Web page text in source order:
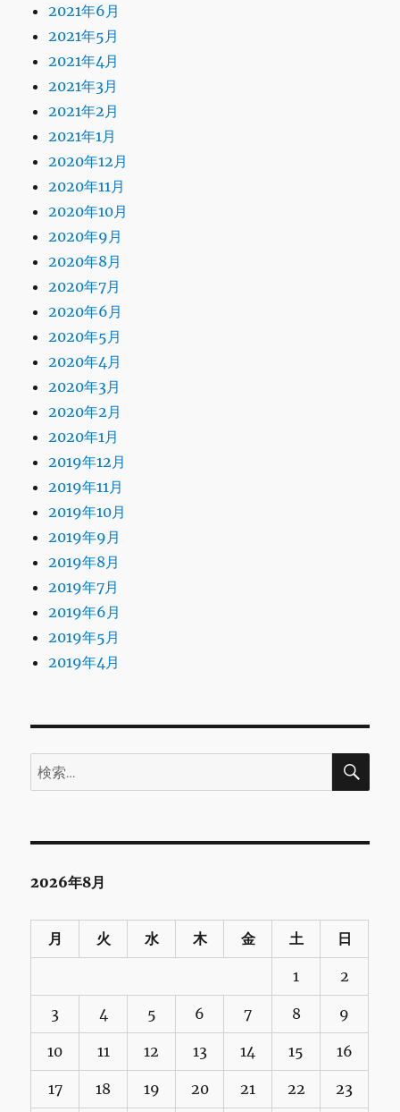
2021年6月
2021年5月
2021年4月
2021年3月
2021年2月
2021年1月
2020年12月
2020年11月
2020年10月
2020年9月
2020年8月
2020年7月
2020年6月
2020年5月
2020年4月
2020年3月
2020年2月
2020年1月
2019年12月
2019年11月
2019年10月
2019年9月
2019年8月
2019年7月
2019年6月
2019年5月
2019年4月
検
索:
検
2026年8月
月 火 水 木 金 土 日
1 2
3 4 5 6 7 8 9
10 11 12 13 14 15 16
17 18 19 20 21 22 23